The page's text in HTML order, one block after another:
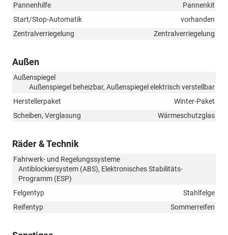
Pannenhilfe
Pannenkit
Start/Stop-Automatik
vorhanden
Zentralverriegelung
Zentralverriegelung
Außen
Außenspiegel
Außenspiegel beheizbar, Außenspiegel elektrisch verstellbar
Herstellerpaket
Winter-Paket
Scheiben, Verglasung
Wärmeschutzglas
Räder & Technik
Fahrwerk- und Regelungssysteme
Antiblockiersystem (ABS), Elektronisches Stabilitäts-
Programm (ESP)
Felgentyp
Stahlfelge
Reifentyp
Sommerreifen